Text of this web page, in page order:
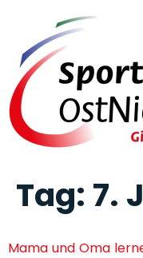
Tag: 7.
Mama und Oma